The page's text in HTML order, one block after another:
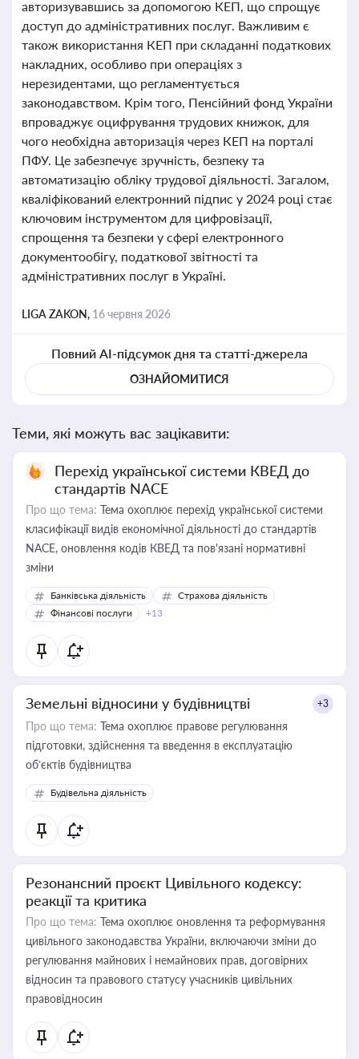
авторизувавшись за допомогою КЕП, що спрощує
доступ до адміністративних послуг. Важливим є
також використання КЕП при складанні податкових
накладних, особливо при операціях з
нерезидентами, що регламентується
законодавством. Крім того, Пенсійний фонд України
впроваджує оцифрування трудових книжок, для
чого необхідна авторизація через КЕП на порталі
ПФУ. Це забезпечує зручність, безпеку та
автоматизацію обліку трудової діяльності. Загалом,
кваліфікований електронний підпис у 2024 році стає
ключовим інструментом для цифровізації,
спрощення та безпеки у сфері електронного
документообігу, податкової звітності та
адміністративних послуг в Україні.
LIGA ZAKON, 16 червня 2026
Повний AI-підсумок дня та статті-джерела
ОЗНАЙОМИТИСЯ
Теми, які можуть вас зацікавити:
Перехід української системи КВЕД до
стандартів NACE
Про що тема: Тема охоплює перехід української системи
класифікації видів економічної діяльності до стандартів
NACE, оновлення кодів КВЕД та пов'язані нормативні
зміни
Банківська діяльність
Страхова діяльність
Фінансові послуги
+13
Земельні відносини у будівництві +3
Про що тема: Тема охоплює правове регулювання
підготовки, здійснення та введення в експлуатацію
об’єктів будівництва
Будівельна діяльність
Резонансний проєкт Цивільного кодексу:
реакції та критика
Про що тема: Тема охоплює оновлення та реформування
цивільного законодавства України, включаючи зміни до
регулювання майнових і немайнових прав, договірних
відносин та правового статусу учасників цивільних
правовідносин